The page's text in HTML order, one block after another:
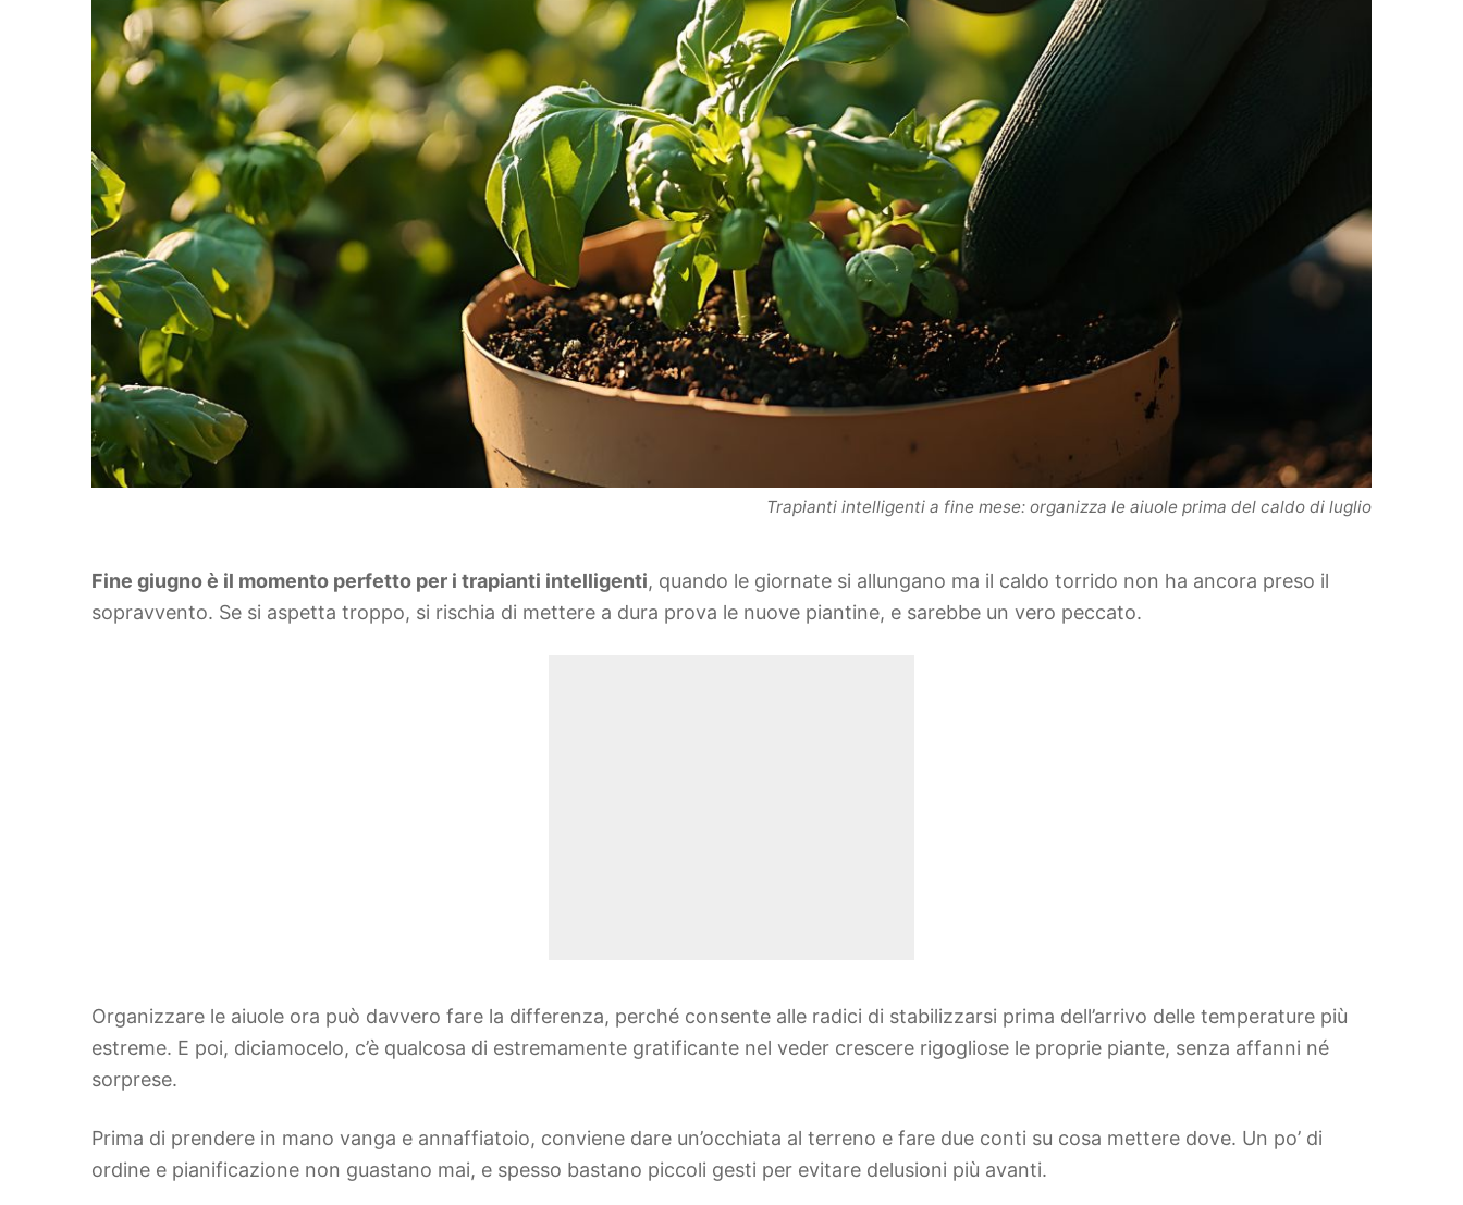
Trapianti intelligenti a fine mese: organizza le aiuole prima del caldo di luglio
Fine giugno è il momento perfetto per i trapianti intelligenti, quando le giornate si allungano ma il caldo torrido non ha ancora preso il
sopravvento. Se si aspetta troppo, si rischia di mettere a dura prova le nuove piantine, e sarebbe un vero peccato.
Organizzare le aiuole ora può davvero fare la differenza, perché consente alle radici di stabilizzarsi prima dell’arrivo delle temperature più
estreme. E poi, diciamocelo, c’è qualcosa di estremamente gratificante nel veder crescere rigogliose le proprie piante, senza affanni né
sorprese.
Prima di prendere in mano vanga e annaffiatoio, conviene dare un’occhiata al terreno e fare due conti su cosa mettere dove. Un po’ di
ordine e pianificazione non guastano mai, e spesso bastano piccoli gesti per evitare delusioni più avanti.